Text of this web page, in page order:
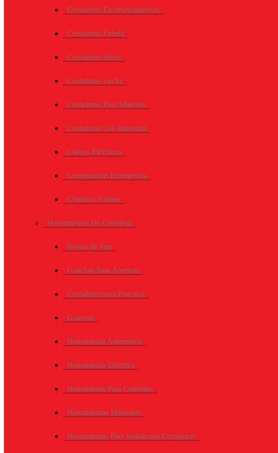
Cerraduras Electromagneticas
Cerraduras Faitelli
Cerraduras Inoxx
Cerraduras Locky
Cerraduras Para Muebles
Cerraduras Uso Industrial
Chapas Eléctricas
Cierrapuertas Emergencia
Cilindros Sueltos
Herramientas De Cerrajería
Bolsas de Aire
Ganchos Para Apertura
Cerraduras para Practicar
Ganzuas
Herramienta Automotriz
Herramienta Eléctrica
Herramienta Para Controles
Herramientas Manuales
Herramientas Para Instalación Cerraduras